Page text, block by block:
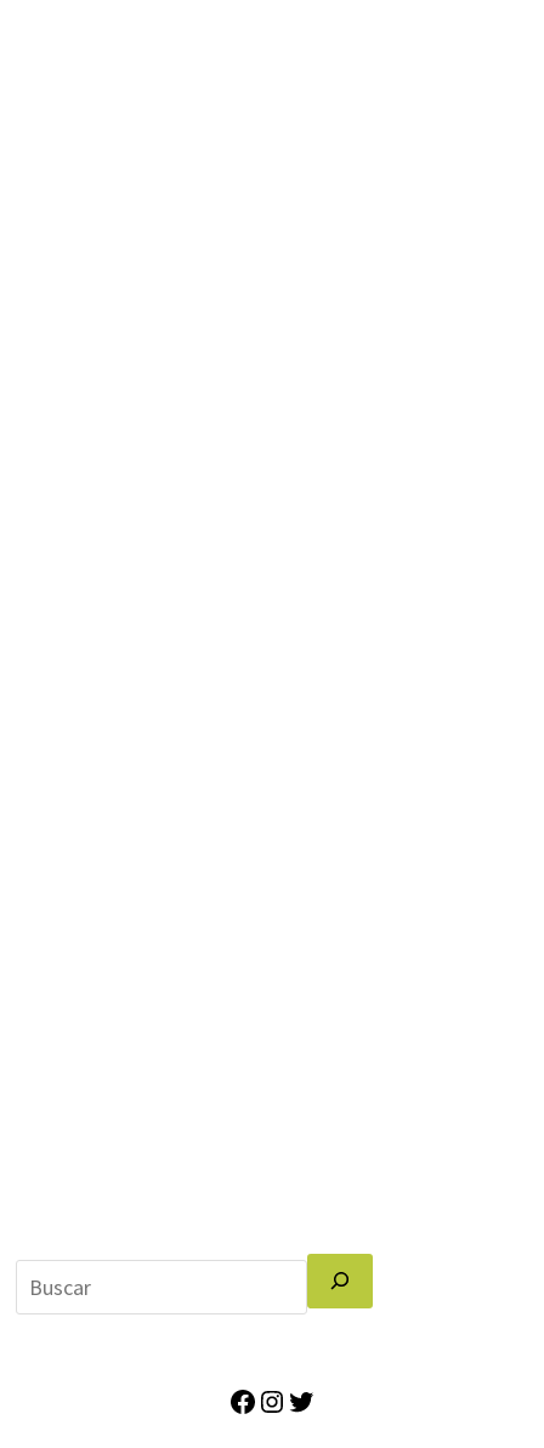
Facebook
Instagram